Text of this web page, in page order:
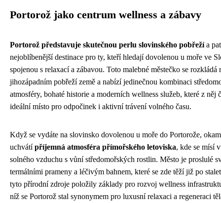
Portorož jako centrum wellness a zábavy
Portorož představuje skutečnou perlu slovinského pobřežía
nejoblíbenější destinace pro ty, kteří hledají dovolenou u moře ve
spojenou s relaxací a zábavou. Toto malebné městečko se rozkládá
jihozápadním pobřeží země a nabízí jedinečnou kombinaci
atmosféry, bohaté historie a moderních wellness služeb, které z něj
ideální místo pro odpočinek i aktivní trávení volného času.
Když se vydáte na slovinsko dovolenou u moře do Portorože,
uchvátípříjemná atmosféra přímořského letoviska, kde se mísí
solného vzduchu s vůní středomořských rostlin. Město je proslulé
termálními prameny a léčivým bahnem, které se zde těží již po
tyto přírodní zdroje položily základy pro rozvoj wellness
níž se Portorož stal synonymem pro luxusní relaxaci a regeneraci